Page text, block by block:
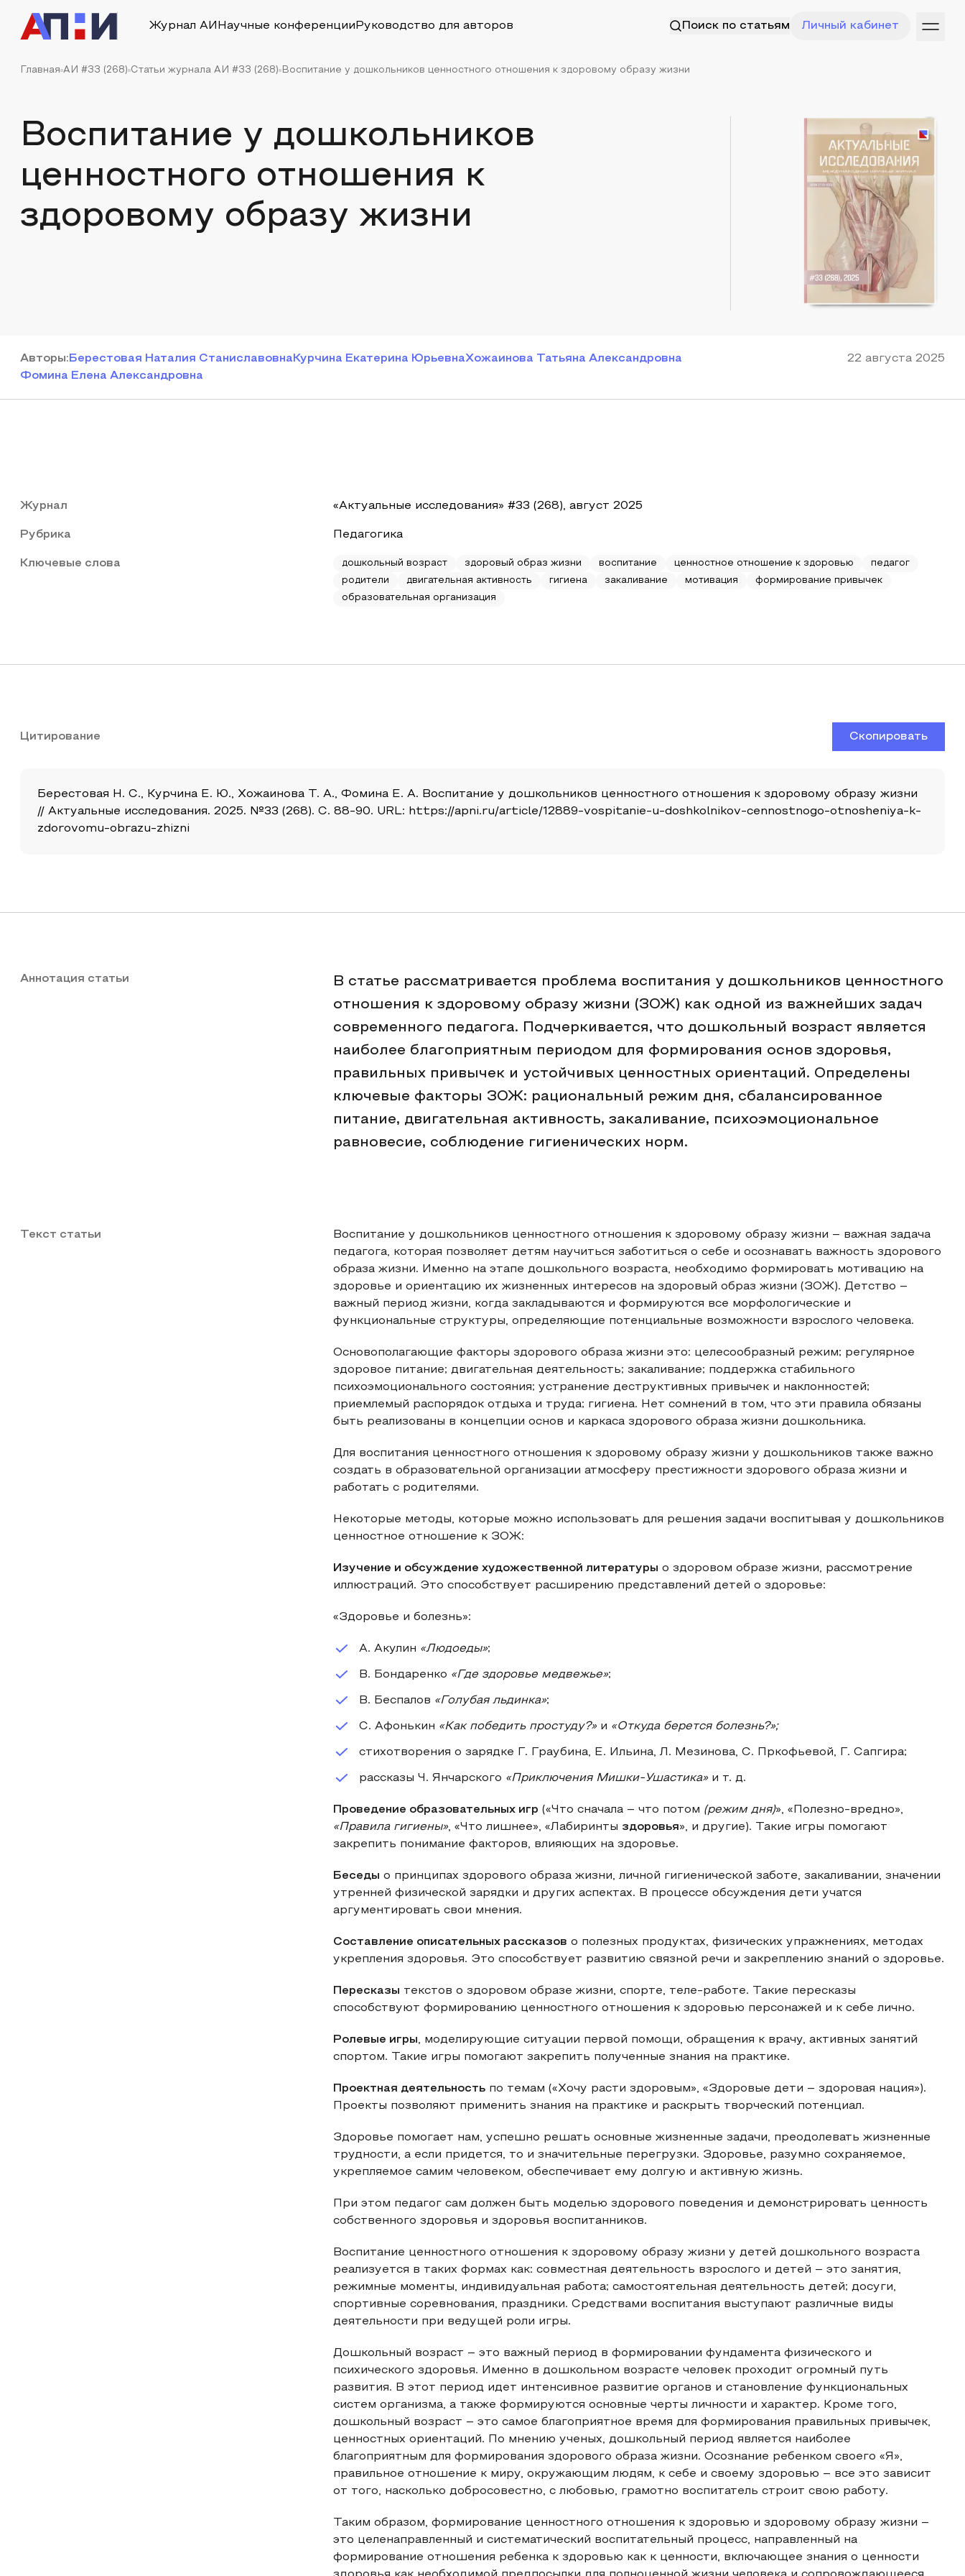
Журнал АИ Научные конференции Руководство для авторов Поиск по статьям Личный кабинет
Главная АИ #33 (268) Статьи журнала АИ #33 (268) Воспитание у дошкольников ценностного отношения к здоровому образу жизни
Воспитание у дошкольников
ценностного отношения к
здоровому образу жизни
Авторы: Берестовая Наталия Станиславовна Курчина Екатерина ЮрьевнаХожаинова Татьяна Александровна
Фомина Елена Александровна
22 августа 2025
Журнал «Актуальные исследования» #33 (268), август 2025
Рубрика Педагогика
Ключевые слова дошкольный возраст здоровый образ жизни воспитание ценностное отношение к здоровью
педагог
родители
двигательная активность гигиена закаливание мотивация
формирование привычек
образовательная организация
Цитирование Скопировать
Берестовая Н. С., Курчина Е. Ю., Хожаинова Т. А., Фомина Е. А. Воспитание у дошкольников ценностного отношения к здоровому образу жизни
// Актуальные исследования. 2025. №33 (268). С. 88-90. URL: https://apni.ru/article/12889-vospitanie-u-doshkolnikov-cennostnogo-otnosheniya-k-
zdorovomu-obrazu-zhizni
Аннотация статьи
В статье рассматривается проблема воспитания у дошкольников ценностного
отношения к здоровому образу жизни (ЗОЖ) как одной из важнейших задач
современного педагога. Подчеркивается, что дошкольный возраст является
наиболее благоприятным периодом для формирования основ здоровья,
правильных привычек и устойчивых ценностных ориентаций. Определены
ключевые факторы ЗОЖ: рациональный режим дня, сбалансированное
питание, двигательная активность, закаливание, психоэмоциональное
равновесие, соблюдение гигиенических норм.
Текст статьи
Воспитание у дошкольников ценностного отношения к здоровому образу жизни – важная задача
педагога, которая позволяет детям научиться заботиться о себе и осознавать важность здорового
образа жизни. Именно на этапе дошкольного возраста, необходимо формировать мотивацию на
здоровье и ориентацию их жизненных интересов на здоровый образ жизни (ЗОЖ). Детство –
важный период жизни, когда закладываются и формируются все морфологические и
функциональные структуры, определяющие потенциальные возможности взрослого человека.
Основополагающие факторы здорового образа жизни это: целесообразный режим; регулярное
здоровое питание; двигательная деятельность; закаливание; поддержка стабильного
психоэмоционального состояния; устранение деструктивных привычек и наклонностей;
приемлемый распорядок отдыха и труда; гигиена. Нет сомнений в том, что эти правила обязаны
быть реализованы в концепции основ и каркаса здорового образа жизни дошкольника.
Для воспитания ценностного отношения к здоровому образу жизни у дошкольников также важно
создать в образовательной организации атмосферу престижности здорового образа жизни и
работать с родителями.
Некоторые методы, которые можно использовать для решения задачи воспитывая у дошкольников
ценностное отношение к ЗОЖ:
Изучение и обсуждение художественной литературы о здоровом образе жизни, рассмотрение
иллюстраций. Это способствует расширению представлений детей о здоровье:
«Здоровье и болезнь»:
А. Акулин «Людоеды»;
В. Бондаренко «Где здоровье медвежье»;
В. Беспалов «Голубая льдинка»;
С. Афонькин «Как победить простуду?»и «Откуда берется болезнь?»;
стихотворения о зарядке Г. Граубина, Е. Ильина, Л. Мезинова, С. Пркофьевой, Г. Сапгира;
рассказы Ч. Янчарского «Приключения Мишки-Ушастика»и т. д.
Проведение образовательных игр («Что сначала – что потом (режим дня)», «Полезно-вредно»,
«Правила гигиены», «Что лишнее», «Лабиринты здоровья», и другие). Такие игры помогают
закрепить понимание факторов, влияющих на здоровье.
Беседы о принципах здорового образа жизни, личной гигиенической заботе, закаливании, значении
утренней физической зарядки и других аспектах. В процессе обсуждения дети учатся
аргументировать свои мнения.
Составление описательных рассказов о полезных продуктах, физических упражнениях, методах
укрепления здоровья. Это способствует развитию связной речи и закреплению знаний о здоровье.
Пересказы текстов о здоровом образе жизни, спорте, теле-работе. Такие пересказы
способствуют формированию ценностного отношения к здоровью персонажей и к себе лично.
Ролевые игры, моделирующие ситуации первой помощи, обращения к врачу, активных занятий
спортом. Такие игры помогают закрепить полученные знания на практике.
Проектная деятельность по темам («Хочу расти здоровым», «Здоровые дети – здоровая нация»).
Проекты позволяют применить знания на практике и раскрыть творческий потенциал.
Здоровье помогает нам, успешно решать основные жизненные задачи, преодолевать жизненные
трудности, а если придется, то и значительные перегрузки. Здоровье, разумно сохраняемое,
укрепляемое самим человеком, обеспечивает ему долгую и активную жизнь.
При этом педагог сам должен быть моделью здорового поведения и демонстрировать ценность
собственного здоровья и здоровья воспитанников.
Воспитание ценностного отношения к здоровому образу жизни у детей дошкольного возраста
реализуется в таких формах как: совместная деятельность взрослого и детей – это занятия,
режимные моменты, индивидуальная работа; самостоятельная деятельность детей; досуги,
спортивные соревнования, праздники. Средствами воспитания выступают различные виды
деятельности при ведущей роли игры.
Дошкольный возраст – это важный период в формировании фундамента физического и
психического здоровья. Именно в дошкольном возрасте человек проходит огромный путь
развития. В этот период идет интенсивное развитие органов и становление функциональных
систем организма, а также формируются основные черты личности и характер. Кроме того,
дошкольный возраст – это самое благоприятное время для формирования правильных привычек,
ценностных ориентаций. По мнению ученых, дошкольный период является наиболее
благоприятным для формирования здорового образа жизни. Осознание ребенком своего «Я»,
правильное отношение к миру, окружающим людям, к себе и своему здоровью – все это зависит
от того, насколько добросовестно, с любовью, грамотно воспитатель строит свою работу.
Таким образом, формирование ценностного отношения к здоровью и здоровому образу жизни –
это целенаправленный и систематический воспитательный процесс, направленный на
формирование отношения ребенка к здоровью как к ценности, включающее знания о ценности